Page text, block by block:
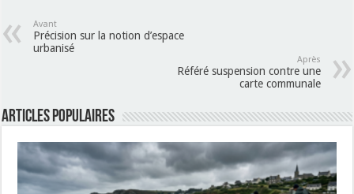
Avant
Précision sur la notion d’espace
urbanisé
Après
Référé suspension contre une
carte communale
Articles populaires